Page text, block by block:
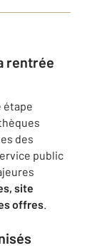
rentrée
étape
des
public
site
offres.